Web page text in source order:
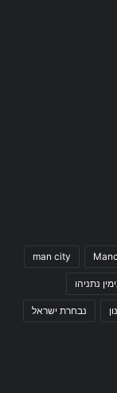
man city
נתניהו
נבחרת ישראל